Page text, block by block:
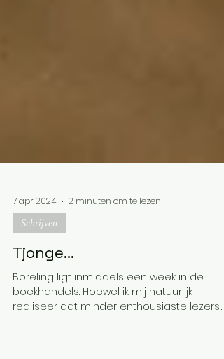
7 apr 2024 2 minuten om te lezen
Schrijven
Tjonge...
boekhandels. Hoewel ik mij natuurlijk